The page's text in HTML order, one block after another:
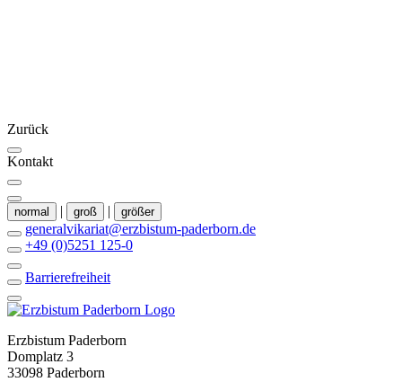
Zurück
Kontakt
normal | groß | größer
generalvikariat@erzbistum-paderborn.de
+49 (0)5251 125-0
Barrierefreiheit
Erzbistum Paderborn
Domplatz 3
33098 Paderborn